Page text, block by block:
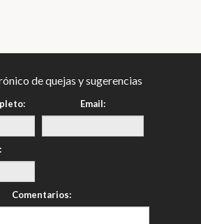
de quejas y sugerencias
Email:
Comentarios: